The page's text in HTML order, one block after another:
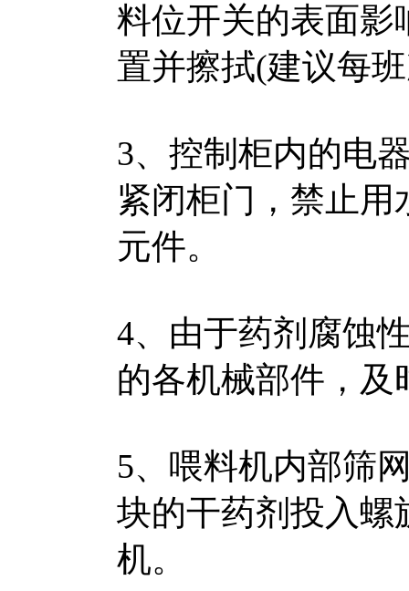
料位开关的表面影
置并擦拭(建议每
3、控制柜内的电
紧闭柜门，禁止
元件。
4、由于药剂腐蚀
的各机械部件，及
5、喂料机内部筛
块的干药剂投入螺
机。